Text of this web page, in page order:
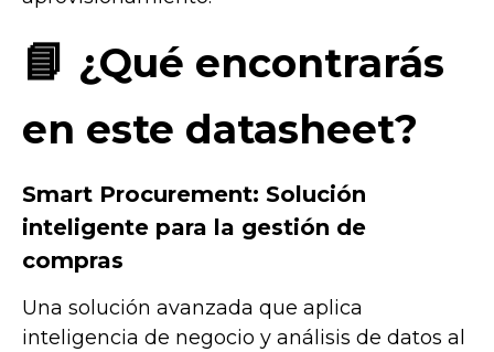
📘 ¿Qué encontrarás
en este datasheet?
Smart Procurement: Solución
inteligente para la gestión de
compras
Una solución avanzada que aplica
inteligencia de negocio y análisis de datos al